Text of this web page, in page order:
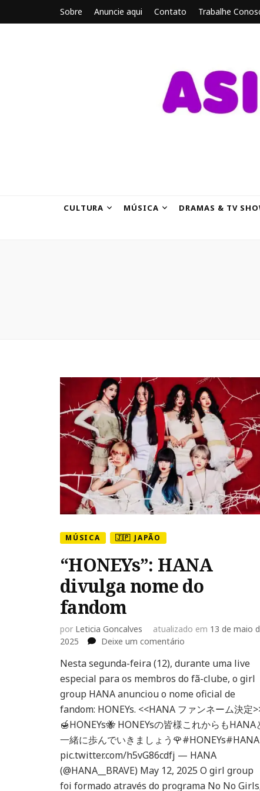
Sobre Anuncie aqui Contato Trabalhe
CULTURA MÚSICA DRAMAS & TV
MÚSICA 🇯🇵 JAPÃO
“HONEYs”: HANA
divulga nome do
fandom
por Leticia Goncalves atualizado em 13 de maio
2025
Deixe um comentário
HANA
divulga
nome
fandom
Nesta segunda-feira (12), durante uma live
especial para os membros do fã-clube, o girl
group HANA anunciou o nome oficial de
fandom: HONEYs. <<HANA ファンネーム決定
🍯HONEYs🐝 HONEYsの皆様これからもHANA
一緒に歩んでいきましょう🌹#HONEYs#HANA
pic.twitter.com/h5vG86cdfj — HANA
(@HANA__BRAVE) May 12, 2025 O girl group
foi formado através do programa No No